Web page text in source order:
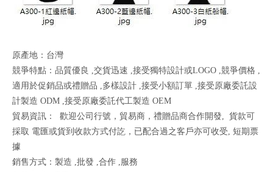
原產地：台灣
競爭特點：品質優良 ,交貨迅速 ,接受獨特設計或LOGO ,競爭價格 ,
適用於促銷品或禮贈品 ,多樣設計 ,接受小額訂單 ,接受原廠委託設
計製造 ODM ,接受原廠委託代工製造 OEM
貿易資訊：
歡迎公司行號，貿易商，禮贈品商合作開發, 貨款可
採取 電匯或貨到收款方式付訖，已配合過之客戶亦可收受, 短期票
據
銷售方式：製造 ,批發 ,合作 ,服務